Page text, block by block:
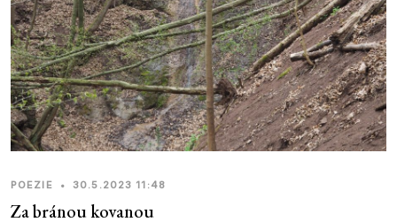
POEZIE • 30.5.2023 11:48
Za bránou kovanou